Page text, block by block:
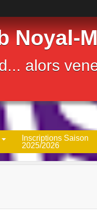
Noyal-
alors
Inscriptions Saison
2025/2026